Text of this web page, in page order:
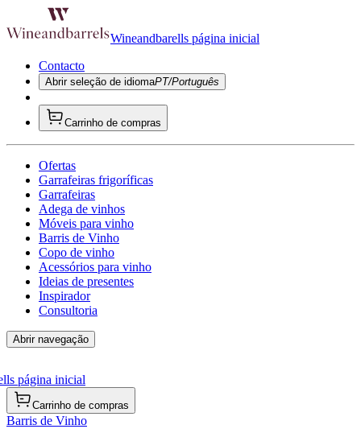
Wineandbarells página inicial
Contacto
Abrir seleção de idiomaPT/Português
Carrinho de compras
Ofertas
Garrafeiras frigoríficas
Garrafeiras
Adega de vinhos
Móveis para vinho
Barris de Vinho
Copo de vinho
Acessórios para vinho
Ideias de presentes
Inspirador
Consultoria
Abrir navegação
página inicial
Carrinho de compras
Barris de Vinho